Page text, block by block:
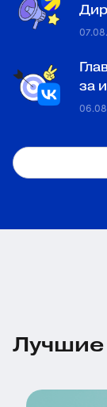
за
Лучшие